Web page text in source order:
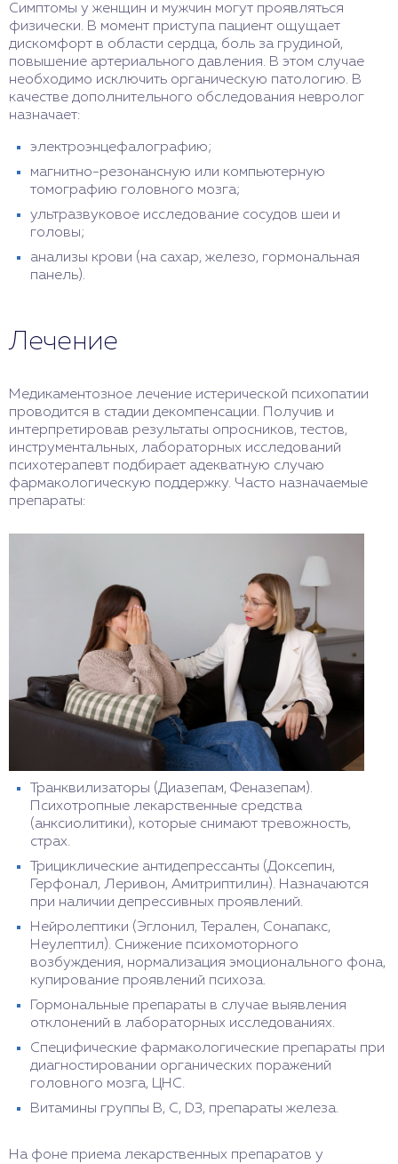
Симптомы у женщин и мужчин могут проявляться
физически. В момент приступа пациент ощущает
дискомфорт в области сердца, боль за грудиной,
повышение артериального давления. В этом случае
необходимо исключить органическую патологию. В
качестве дополнительного обследования невролог
назначает:
электроэнцефалографию;
магнитно-резонансную или компьютерную
томографию головного мозга;
ультразвуковое исследование сосудов шеи и
головы;
анализы крови (на сахар, железо, гормональная
панель).
Лечение
Медикаментозное лечение истерической психопатии
проводится в стадии декомпенсации. Получив и
интерпретировав результаты опросников, тестов,
инструментальных, лабораторных исследований
психотерапевт подбирает адекватную случаю
фармакологическую поддержку. Часто назначаемые
препараты:
Транквилизаторы (Диазепам, Феназепам).
Психотропные лекарственные средства
(анксиолитики), которые снимают тревожность,
страх.
Трициклические антидепрессанты (Доксепин,
Герфонал, Леривон, Амитриптилин). Назначаются
при наличии депрессивных проявлений.
Нейролептики (Эглонил, Терален, Сонапакс,
Неулептил). Снижение психомоторного
возбуждения, нормализация эмоционального фона,
купирование проявлений психоза.
Гормональные препараты в случае выявления
отклонений в лабораторных исследованиях.
Специфические фармакологические препараты при
диагностировании органических поражений
головного мозга, ЦНС.
Витамины группы В, С, D3, препараты железа.
На фоне приема лекарственных препаратов у